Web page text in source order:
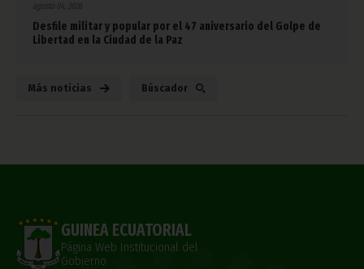
agosto 04, 2026
Desfile militar y popular por el 47 aniversario del Golpe de
Libertad en la Ciudad de la Paz
Más noticias Búscador
GUINEA ECUATORIAL
Página Web Institucional del
Gobierno